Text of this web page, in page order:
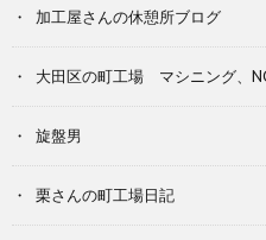
加工屋さんの休憩所ブログ
大田区の町工場 マシニング、
旋盤男
栗さんの町工場日記